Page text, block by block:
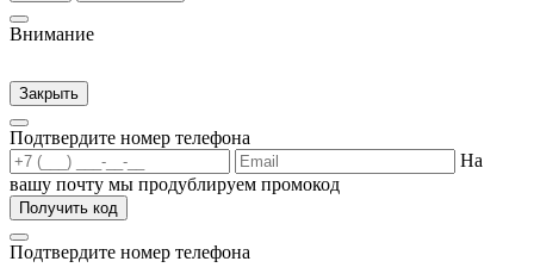
Внимание
Закрыть
Подтвердите номер телефона
На
вашу почту мы продублируем промокод
Получить код
Подтвердите номер телефона